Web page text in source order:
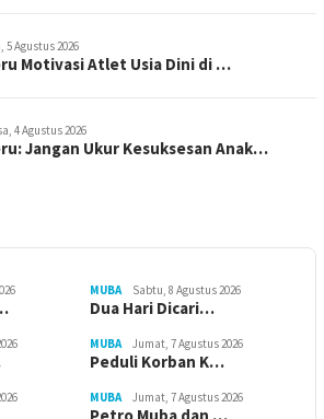
5 Agustus 2026
Motivasi Atlet Usia Dini di …
4 Agustus 2026
Jangan Ukur Kesuksesan Anak…
MUBA Sabtu, 8 Agustus 2026
Dua Hari Dicari…
MUBA Jumat, 7 Agustus 2026
Peduli Korban K…
MUBA Jumat, 7 Agustus 2026